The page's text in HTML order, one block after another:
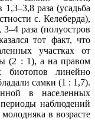
раза (усадьба
с. Келеберда),
раза (полуостров
тот факт, что
участках от
(2 : 1), а на правом
биотопов линейно
самки (1 : 1,7).
в населенных
наблюдений
в возрасте